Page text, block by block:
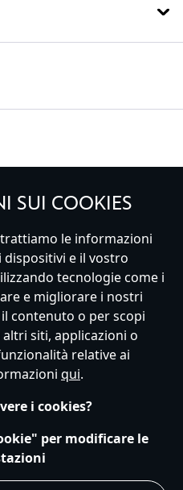
Trova Negozio
Mappa del Sito
dei dati personali
Cookie
e Condizioni generali
s172 Statements
SUI COOKIES
le informazioni
e il vostro
tecnologie come i
e migliorare i nostri
contenuto o per scopi
siti, applicazioni o
relative ai
qui.
i cookies?
per modificare le